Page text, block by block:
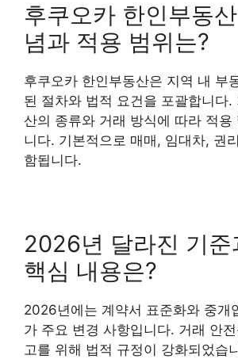
후쿠오카 한인부동
념과 적용 범위는?
후쿠오카 한인부동산은 지역 내 부
된 절차와 법적 요건을 포괄합니다.
산의 종류와 거래 방식에 따라 적용
니다. 기본적으로 매매, 임대차, 권
함됩니다.
2026년 달라진 기준
핵심 내용은?
2026년에는 계약서 표준화와 중개
가 주요 변경 사항입니다. 거래 안
고를 위해 법적 규정이 강화되었습